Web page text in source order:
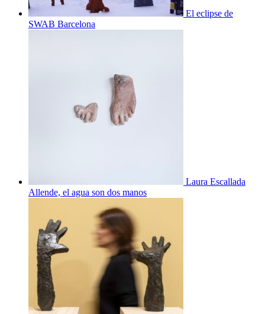
El eclipse de
SWAB Barcelona
Laura Escallada
Allende, el agua son dos manos